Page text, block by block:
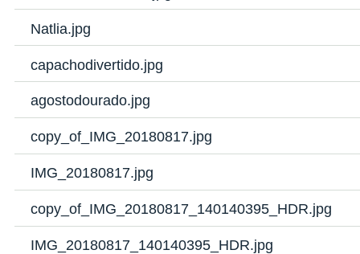
Natlia.jpg
capachodivertido.jpg
agostodourado.jpg
copy_of_IMG_20180817.jpg
IMG_20180817.jpg
copy_of_IMG_20180817_140140395_HDR.jpg
IMG_20180817_140140395_HDR.jpg